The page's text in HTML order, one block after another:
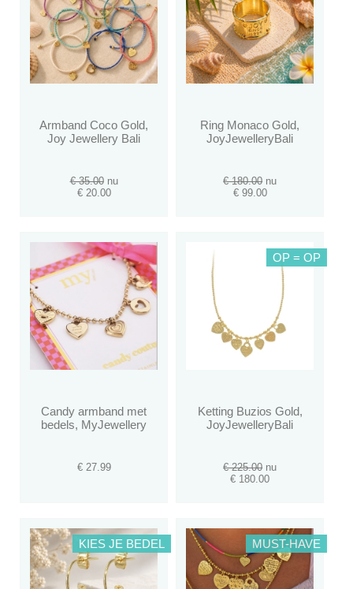
Armband Coco Gold,
Joy Jewellery Bali
€ 35.00nu
€ 20.00
Ring Monaco Gold,
JoyJewelleryBali
€ 180.00 nu
€ 99.00
Candy armband met
bedels, MyJewellery
€ 27.99
OP = OP
Ketting Buzios Gold,
JoyJewelleryBali
€ 225.00 nu
€ 180.00
KIES JE BEDEL MUST-HAVE